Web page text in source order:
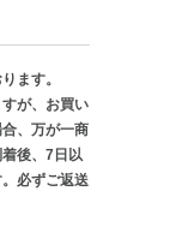
ます。
が、お買い
、万が一商
後、7日以
必ずご返送